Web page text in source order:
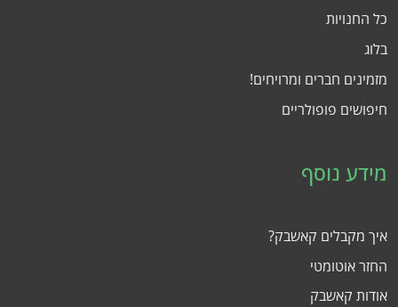
כל החנויות
בלוג
מזמינים חברים ומרויחים!
חיפושים פופולריים
מידע נוסף
איך מקבלים קאשבק?
החזר אוטומטי
אודות קאשבק